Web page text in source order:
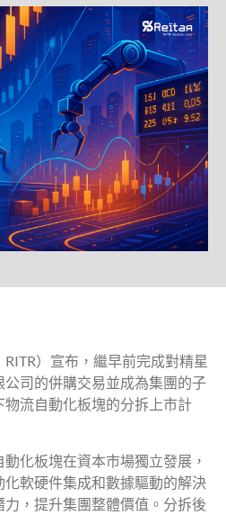
）宣布，繼早前完成對精星
司的併購交易並成為集團的子
流自動化板塊的分拆上市計
化板塊在資本市場獨立發展，
軟硬件集成和數據驅動的解決
，提升集團整體價值。分拆後